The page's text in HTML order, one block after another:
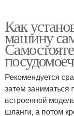
Как
машину
Рекомендуется
затем
встроенной
шланги, а потом